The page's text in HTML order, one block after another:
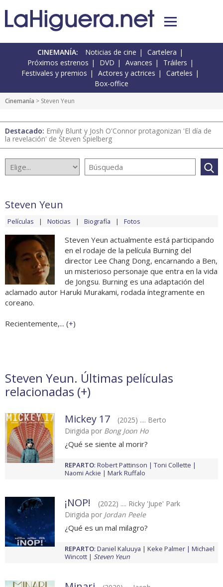
CINEMANÍA: Noticias de cine
Cartelera
Próximos estrenos
DVD Avances
Tráilers
Festivales y premios
Actores y actrices
Carteles
Box-office
Cinemanía > Steven Yeun
Destacado: Emily Blunt y Josh O'Connor protagonizan 'El día de
la revelación' de Steven Spielberg
Steven Yeun
Películas Noticias Biografía Fotos
Steven Yeun actualmente está participando
en el rodaje de la película Burning del
director Lee Chang Dong, encarnando a Ben,
un misterioso personaje que entra en la vida
de Jongsu. Burning es una adaptación del
aclamado autor Haruki Murakami, rodada íntegramente en
coreano.
Recientemente,... (+)
Steven Yeun. Últimas películas
relacionadas (+)
Mickey 17
(2025) .... Berto
Dirigida por Bong Joon Ho
¿Qué se siente al morir?
REPARTO: Robert Pattinson
Toni Collette
Naomi Ackie
Mark Ruffalo
¡NOP!
(2022) .... Ricky 'Jupe' Park
Dirigida por Jordan Peele
¿Qué es un mal milagro?
REPARTO: Daniel Kaluuya Keke Palmer
Michael
Wincott
Steven Yeun